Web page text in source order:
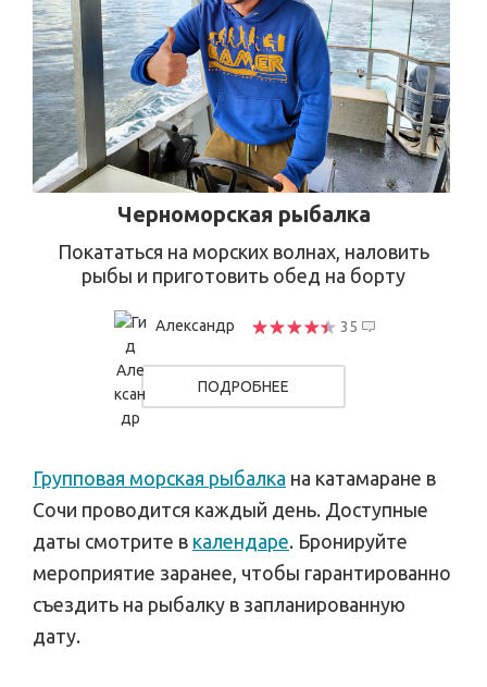
Черноморская рыбалка
Покататься на морских волнах, наловить
рыбы и приготовить обед на борту
Александр 35
ПОДРОБНЕЕ
Групповая морская рыбалка на катамаране в
Сочи проводится каждый день. Доступные
даты смотрите в календаре. Бронируйте
мероприятие заранее, чтобы гарантированно
съездить на рыбалку в запланированную
дату.